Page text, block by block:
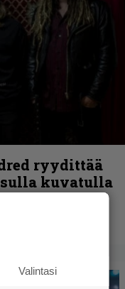
ryydittää
kuvatulla
kusihädässä
Valintasi